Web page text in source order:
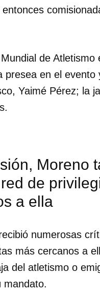
sesión con tu
de Atletismo
presea en el evento
Yaimé Pérez; la
Moreno
de
a ella
numerosas
más cercanos a
del atletismo o
mandato.